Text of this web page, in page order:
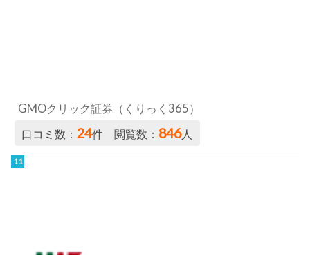
GMOクリック証券（くりっく365）
口コミ数：24件 閲覧数： 846人